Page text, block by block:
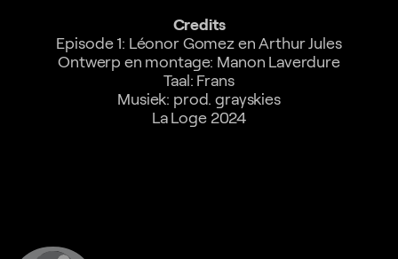
Credits
Episode 1: Léonor Gomez en Arthur Jules
Ontwerp en montage: Manon Laverdure
Taal: Frans
Musiek: prod. grayskies
La Loge 2024